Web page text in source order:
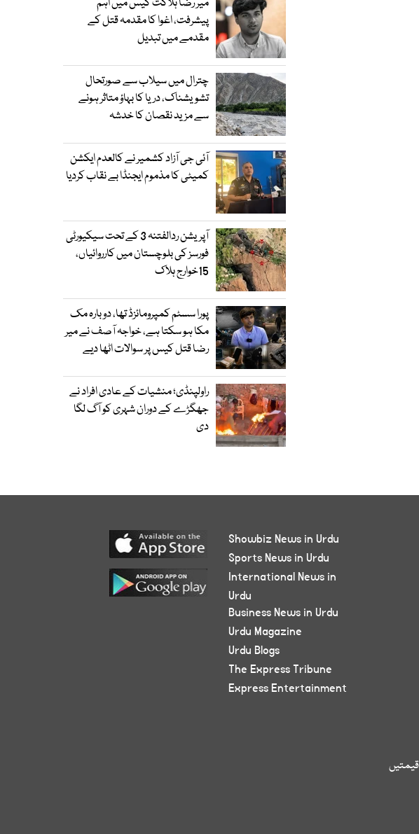
میر رضا ہلاکت کیس میں اہم
پیشرفت، اغوا کا مقدمہ قتل کے
مقدمے میں تبدیل
چترال میں سیلاب سے صورتحال
تشویشناک، دریا کا بہاؤ متاثر ہونے
سے مزید نقصان کا خدشہ
آئی جی آزاد کشمیر نے کالعدم ایکشن
کمیٹی کا مذموم ایجنڈا بے نقاب کردیا
آپریشن ردالفتنہ 3 کے تحت سیکیورٹی
فورسز کی بلوچستان میں کارروائیاں،
15خوارج ہلاک
پورا سسٹم کمپرومائزڈ تھا، دوبارہ مک
مکا ہو سکتا ہے، خواجہ آصف نے میر
رضا قتل کیس پر سوالات اٹھا دیے
راولپنڈی؛ منشیات کے عادی افراد نے
جھگڑے کے دوران شہری کو آگ لگا
دی
Showbiz News in Urdu
Sports News in Urdu
International News in
Urdu
Business News in Urdu
Urdu Magazine
Urdu Blogs
The Express Tribune
Express Entertainment